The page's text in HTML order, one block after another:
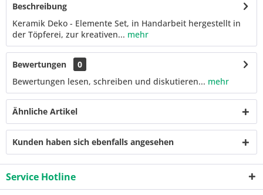
Beschreibung
Keramik Deko - Elemente Set, in Handarbeit hergestellt in
der Töpferei, zur kreativen... mehr
Bewertungen
0
Bewertungen lesen, schreiben und diskutieren... mehr
Ähnliche Artikel
Kunden haben sich ebenfalls angesehen
Service Hotline